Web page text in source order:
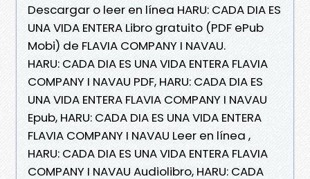
Descargar o leer en línea HARU: CADA DIA ES
UNA VIDA ENTERA Libro gratuito (PDF ePub
Mobi) de FLAVIA COMPANY I NAVAU.
HARU: CADA DIA ES UNA VIDA ENTERA FLAVIA
COMPANY I NAVAU PDF, HARU: CADA DIA ES
UNA VIDA ENTERA FLAVIA COMPANY I NAVAU
Epub, HARU: CADA DIA ES UNA VIDA ENTERA
FLAVIA COMPANY I NAVAU Leer en línea ,
HARU: CADA DIA ES UNA VIDA ENTERA FLAVIA
COMPANY I NAVAU Audiolibro, HARU: CADA